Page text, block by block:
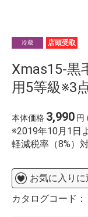
冷蔵 店頭受取
Xmas15-黒
用5等級※3
本体価格 3,990 円
※2019年10月1日
軽減税率（8%）
お気に入りに
カタログコード：